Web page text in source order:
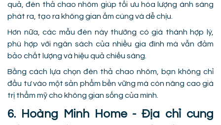
quả, đèn thả chao nhôm giúp tối ưu hóa lượng ánh sáng
phát ra, tạo ra không gian ấm cúng và dễ chịu.
Hơn nữa, các mẫu đèn này thường có giá thành hợp lý,
phù hợp với ngân sách của nhiều gia đình mà vẫn đảm
bảo chất lượng và hiệu quả chiếu sáng.
Bằng cách lựa chọn đèn thả chao nhôm, bạn không chỉ
đầu tư vào một sản phẩm bền vững mà còn nâng cao giá
trị thẩm mỹ cho không gian sống của mình.
6. Hoàng Minh Home - Địa chỉ cung